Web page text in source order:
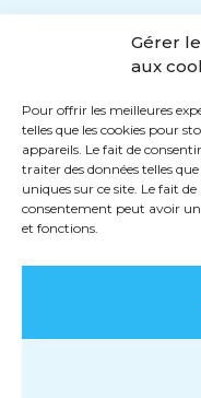
Gérer
aux
Pour offrir les meilleures
telles que les cookies pour
appareils. Le fait de
traiter des données telles
uniques sur ce site. Le fait
consentement peut avoir
et fonctions.